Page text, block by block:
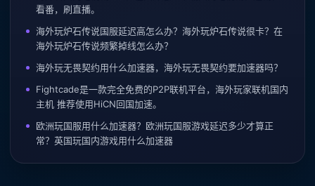
看番，刷直播。
海外玩炉石传说国服延迟高怎么办？海外玩炉石传说很卡？在
海外玩炉石传说频繁掉线怎么办？
海外玩无畏契约用什么加速器，海外玩无畏契约要加速器吗？
Fightcade是一款完全免费的P2P联机平台，海外玩家联机国内
主机 推荐使用HiCN回国加速。
欧洲玩国服用什么加速器？欧洲玩国服游戏延迟多少才算正
常？英国玩国内游戏用什么加速器